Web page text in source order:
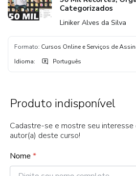
Categorizados
Liniker Alves da Silva
Formato: Cursos Online e Serviços de
Idioma: Português
Produto indisponível
Cadastre-se e mostre seu interesse
autor(a) deste curso!
Nome *